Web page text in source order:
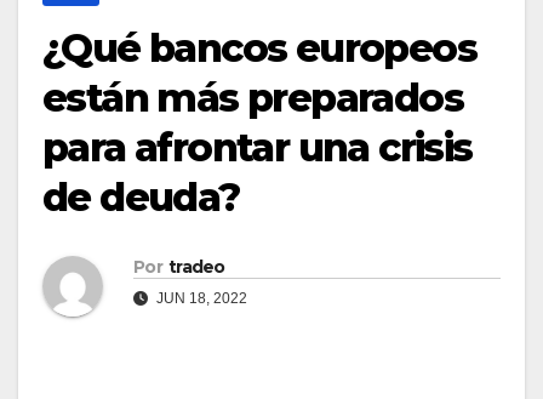
¿Qué bancos europeos
están más preparados
para afrontar una crisis
de deuda?
Por tradeo
JUN 18, 2022